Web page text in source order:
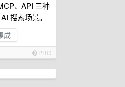
、API 三种
搜索场景。
成
PRO